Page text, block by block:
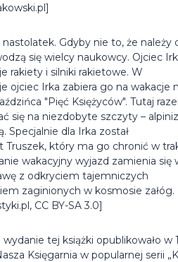
Gdyby nie to, że należy
się wielcy naukowcy. Ojciec
rakiety i silniki rakietowe. W
ojciec Irka zabiera go na wakacje
"Pięć Księżyców". Tutaj
się na niezdobyte szczyty –
Specjalnie dla Irka został
Truszek, który ma go chronić w
wakacyjny wyjazd zamienia się
z odkryciem tajemniczych
zaginionych w kosmosie załóg.
CC BY-SA 3.0]
tej książki opublikowało w
Księgarnia w popularnej serii